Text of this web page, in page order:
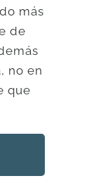
más
de
no en
que